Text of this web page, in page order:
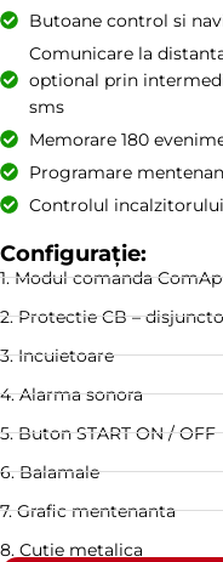
Butoane control si
Comunicare la
optional prin
sms
Memorare 180
Programare
Controlul
Configurație:
1. Modul comanda
2. Protectie CB –
3. Incuietoare
4. Alarma sonora
5. Buton START ON / OFF
6. Balamale
7. Grafic mentenanta
8. Cutie metalica